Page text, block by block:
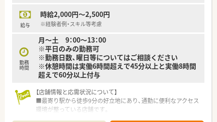
給与
時給2,000円～2,500円
※経験者例・スキル等考慮
勤務
時間
月～土 9：00～13：00
※平日のみの勤務可
※勤務日数、曜日等についてはご相談ください
※休憩時間は実働6時間超えで45分以上と実働8時間
超えで60分以上付与
【店舗情報と応需状況について】
■最寄り駅から徒歩9分の好立地にあり、通勤に便利なアクセス
環境が整っている店舗です。